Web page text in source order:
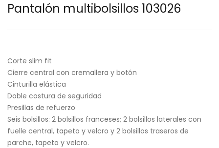
Pantalón multibolsillos 103026
Corte slim fit
Cierre central con cremallera y botón
Cinturilla elástica
Doble costura de seguridad
Presillas de refuerzo
Seis bolsillos: 2 bolsillos franceses; 2 bolsillos laterales con
fuelle central, tapeta y velcro y 2 bolsillos traseros de
parche, tapeta y velcro.